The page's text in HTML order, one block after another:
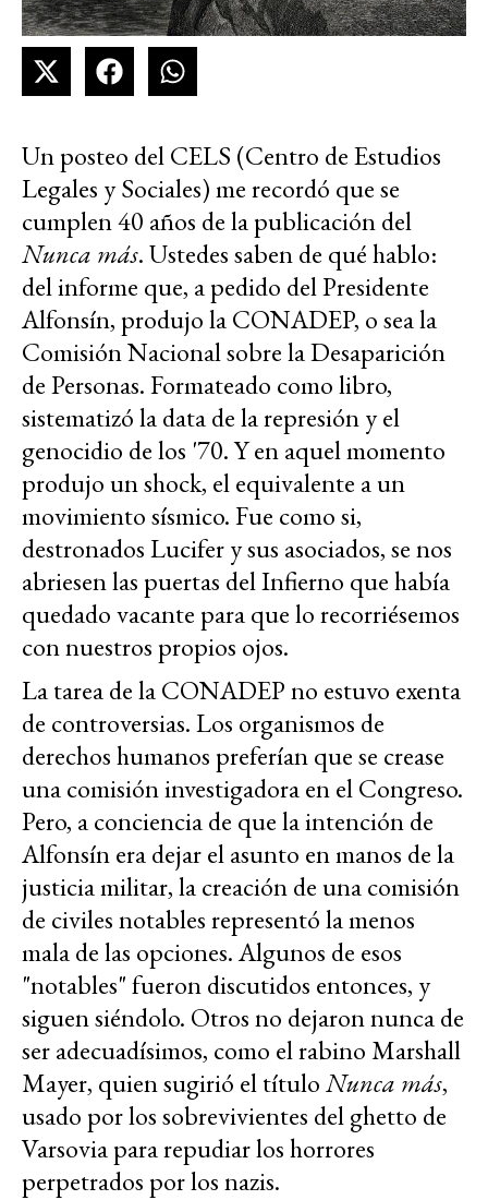
Un posteo del CELS (Centro de Estudios
Legales y Sociales) me recordó que se
cumplen 40 años de la publicación del
Nunca más. Ustedes saben de qué hablo:
del informe que, a pedido del Presidente
Alfonsín, produjo la CONADEP, o sea la
Comisión Nacional sobre la Desaparición
de Personas. Formateado como libro,
sistematizó la data de la represión y el
genocidio de los '70. Y en aquel momento
produjo un shock, el equivalente a un
movimiento sísmico. Fue como si,
destronados Lucifer y sus asociados, se nos
abriesen las puertas del Infierno que había
quedado vacante para que lo recorriésemos
con nuestros propios ojos.
La tarea de la CONADEP no estuvo exenta
de controversias. Los organismos de
derechos humanos preferían que se crease
una comisión investigadora en el Congreso.
Pero, a conciencia de que la intención de
Alfonsín era dejar el asunto en manos de la
justicia militar, la creación de una comisión
de civiles notables representó la menos
mala de las opciones. Algunos de esos
"notables" fueron discutidos entonces, y
siguen siéndolo. Otros no dejaron nunca de
ser adecuadísimos, como el rabino Marshall
Mayer, quien sugirió el títuloNunca más,
usado por los sobrevivientes del ghetto de
Varsovia para repudiar los horrores
perpetrados por los nazis.